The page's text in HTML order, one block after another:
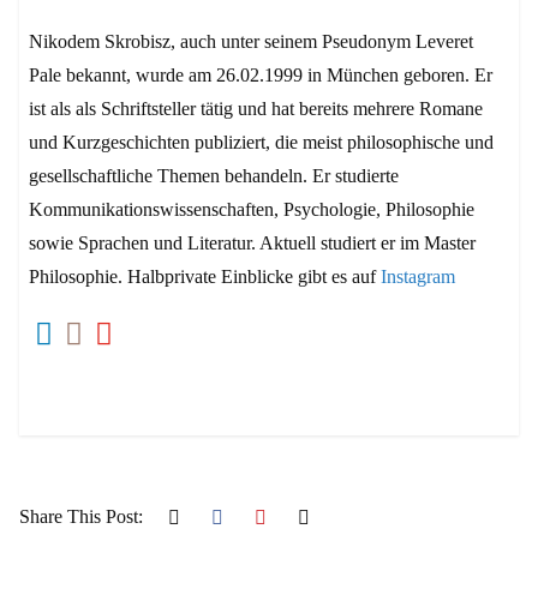
Nikodem Skrobisz, auch unter seinem Pseudonym Leveret
Pale bekannt, wurde am 26.02.1999 in München geboren. Er
ist als als Schriftsteller tätig und hat bereits mehrere Romane
und Kurzgeschichten publiziert, die meist philosophische und
gesellschaftliche Themen behandeln. Er studierte
Kommunikationswissenschaften, Psychologie, Philosophie
sowie Sprachen und Literatur. Aktuell studiert er im Master
Philosophie. Halbprivate Einblicke gibt es aufInstagram
Share This Post: